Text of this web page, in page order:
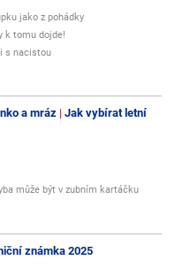
jako z pohádky
k tomu dojde!
s nacistou
a mráz Jak vybírat letní
může být v zubním kartáčku
známka 2025